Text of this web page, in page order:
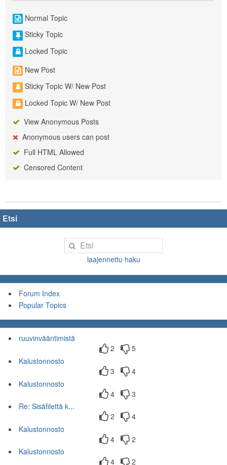
Normal Topic
Sticky Topic
Locked Topic
New Post
Sticky Topic W/ New Post
Locked Topic W/ New Post
View Anonymous Posts
Anonymous users can post
Full HTML Allowed
Censored Content
Etsi
laajennettu haku
Forum Index
Popular Topics
ruuvinvääntimistä
2
5
Kalustonnosto
3
4
Kalustonnosto
4
3
Re: Sisäfilettä k...
2
4
Kalustonnosto
4
2
Kalustonnosto
4
2